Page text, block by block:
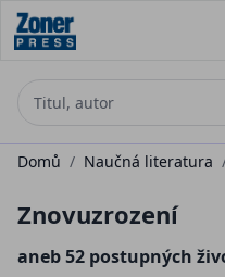
Domů / Naučná literatura
Znovuzrození
aneb 52 postupných